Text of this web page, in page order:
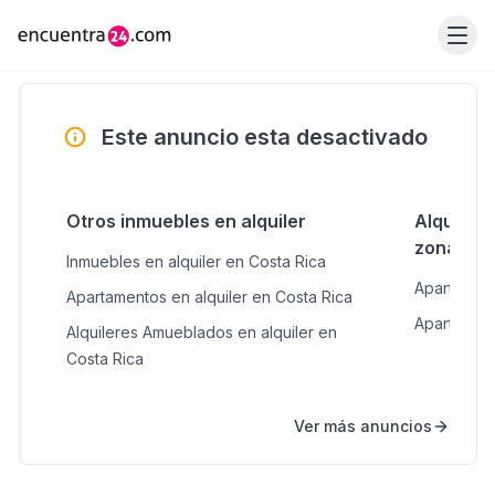
Este anuncio esta desactivado
Otros inmuebles en alquiler
Inmuebles en alquiler en Costa Rica
Apartamentos en alquiler en Costa Rica
Alquileres Amueblados en alquiler en
Costa Rica
Alquiler
zonas
Ver más anuncios